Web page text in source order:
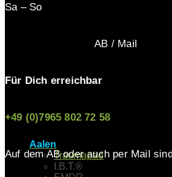
Aalen
Traumapäd
I.B.T.®
Sa – So
AB / Mail
Für Dich erreichbar
+49 (0)7965 802 72 58
Auf dem AB oder auch per Mail